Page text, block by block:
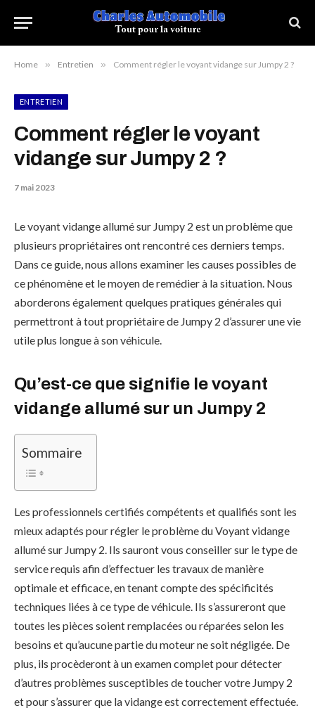
Home » Entretien » Comment régler le voyant vidange sur Jumpy 2 ?
ENTRETIEN
Comment régler le voyant
vidange sur Jumpy 2 ?
7 mai 2023
Le voyant vidange allumé sur Jumpy 2 est un problème que
plusieurs propriétaires ont rencontré ces derniers temps.
Dans ce guide, nous allons examiner les causes possibles de
ce phénomène et le moyen de remédier à la situation. Nous
aborderons également quelques pratiques générales qui
permettront à tout propriétaire de Jumpy 2 d’assurer une vie
utile plus longue à son véhicule.
Qu’est-ce que signifie le voyant
vidange allumé sur un Jumpy 2
Sommaire
Les professionnels certifiés compétents et qualifiés sont les
mieux adaptés pour régler le problème du Voyant vidange
allumé sur Jumpy 2. Ils sauront vous conseiller sur le type de
service requis afin d’effectuer les travaux de manière
optimale et efficace, en tenant compte des spécificités
techniques liées à ce type de véhicule. Ils s’assureront que
toutes les pièces soient remplacées ou réparées selon les
besoins et qu’aucune partie du moteur ne soit négligée. De
plus, ils procèderont à un examen complet pour détecter
d’autres problèmes susceptibles de toucher votre Jumpy 2
et pour s’assurer que la vidange est correctement effectuée.